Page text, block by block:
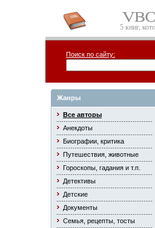
5 книг,
Поиск по сайту:
Жанры
Все авторы
Анекдоты
Биографии, критика
Путешествия, животные
Гороскопы, гадания и т.п.
Детективы
Детские
Документы
Семья, рецепты, тосты